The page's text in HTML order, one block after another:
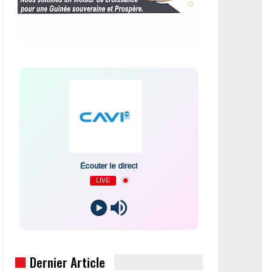
Écouter le direct
LIVE
Dernier Article